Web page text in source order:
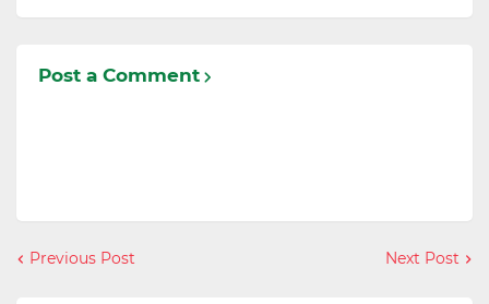
Post a Comment
Previous Post Next Post